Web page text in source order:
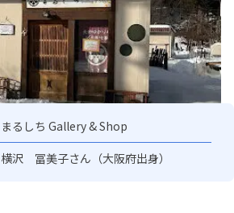
まるしち Gallery & Shop
横沢 冨美子さん（大阪府出身）